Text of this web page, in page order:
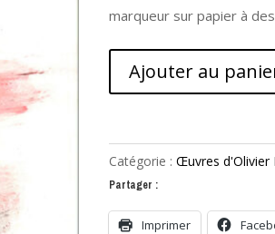
marqueur sur papier à
olivier
Ajouter au
Catégorie :Œuvres d'Olivier
Partager :
Imprimer